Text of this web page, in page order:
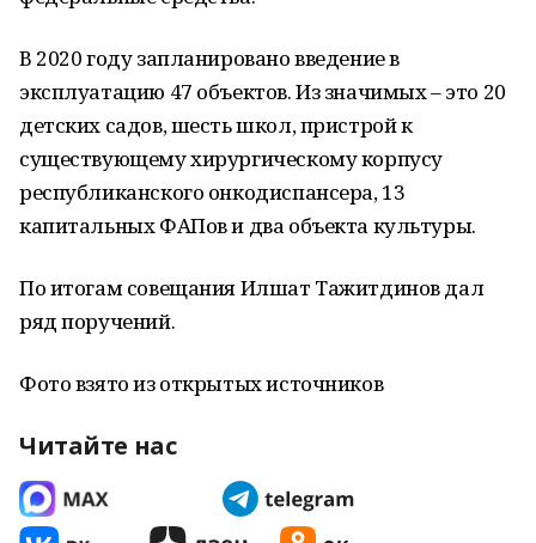
В 2020 году запланировано введение в
эксплуатацию 47 объектов. Из значимых – это 20
детских садов, шесть школ, пристрой к
существующему хирургическому корпусу
республиканского онкодиспансера, 13
капитальных ФАПов и два объекта культуры.
По итогам совещания Илшат Тажитдинов дал
ряд поручений.
Фото взято из открытых источников
Читайте нас